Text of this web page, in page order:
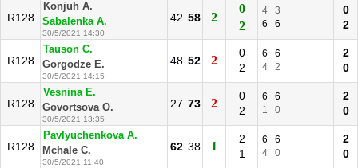
R128
Konjuh A.
Sabalenka A.
30/5/2021 14:30
42 58 2
0
2
4
3
6
6
0
2
R128
Tauson C.
Gorgodze E.
30/5/2021 14:15
48 52 2
0
2
6
6
4
2
2
0
R128
Vesnina E.
Govortsova O.
30/5/2021 13:35
27 73 2
0
2
6
6
1
0
2
0
R128
Pavlyuchenkova A.
Mchale C.
30/5/2021 11:40
62 38 1
2
1
6
6
4
0
2
0